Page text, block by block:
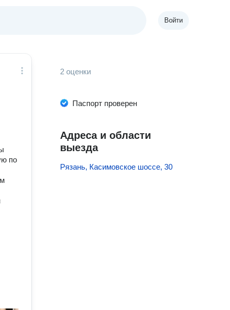
Войти
по
2 оценки
Паспорт проверен
Адреса и области
выезда
Рязань, Касимовское шоссе, 30